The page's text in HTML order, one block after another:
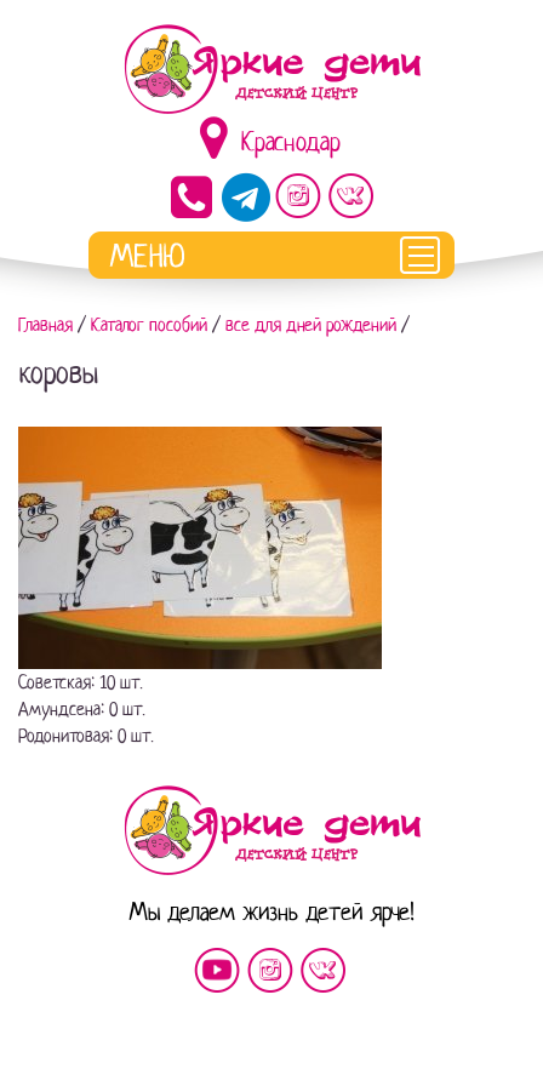
Краснодар
Главная / Каталог пособий / все для дней рождений /
коровы
Советская: 10 шт.
Амундсена: 0 шт.
Родонитовая: 0 шт.
Мы делаем жизнь детей ярче!